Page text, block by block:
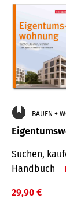
BAUEN +
Suchen,
Handbuch
29,90 €